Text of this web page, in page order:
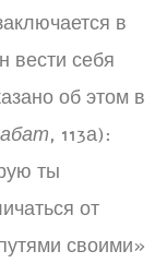
в
вести себя
об этом в
, 113а):
ты
от
своими»